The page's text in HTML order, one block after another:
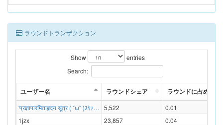
ラウンドトランザクション
Show
entries
Search:
ユーザー名 ラウンドシェア ラウンドに占める割
'प्रज्ञापारमिताहृदय सूत्र ( ˘ω˘ )ｽﾔｧ… 5,522
0.01
1jzx
23,857
0.04